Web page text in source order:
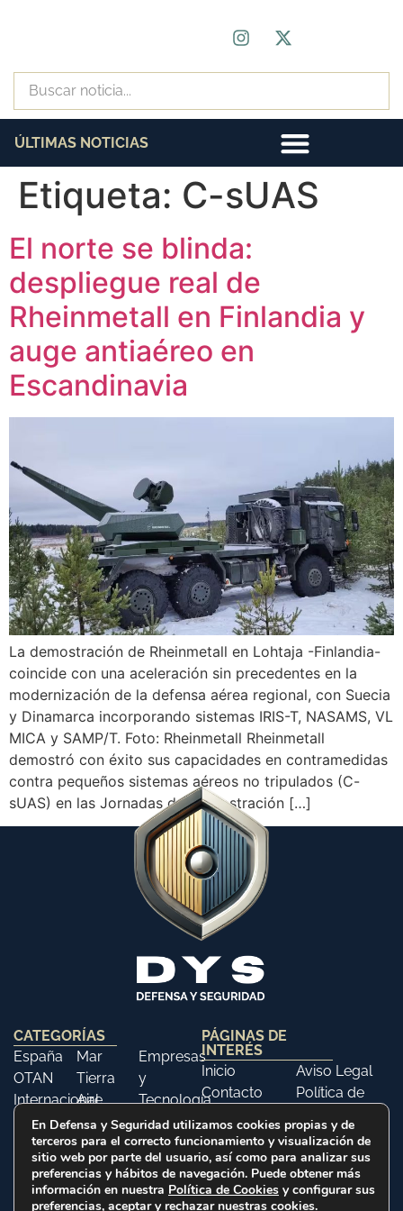
ÚLTIMAS NOTICIAS
Etiqueta: C-sUAS
El norte se blinda:
despliegue real de
Rheinmetall en Finlandia y
auge antiaéreo en
Escandinavia
La demostración de Rheinmetall en Lohtaja -Finlandia-
coincide con una aceleración sin precedentes en la
modernización de la defensa aérea regional, con Suecia
y Dinamarca incorporando sistemas IRIS-T, NASAMS, VL
MICA y SAMP/T. Foto: Rheinmetall Rheinmetall
demostró con éxito sus capacidades en contramedidas
contra pequeños sistemas aéreos no tripulados (C-
sUAS) en las Jornadas de Demostración […]
CATEGORÍAS
España
OTAN
Internacional
Opinión
Mar
Tierra
Aire
Libros
Empresas
y
Tecnología
Ferias y
Eventos
Historia
PÁGINAS DE
INTERÉS
Inicio
Contacto
Aviso Legal
Política de
Política de
Cookies
En Defensa y Seguridad utilizamos cookies propias y de
terceros para el correcto funcionamiento y visualización de
sitio web por parte del usuario, así como para analizar sus
preferencias y hábitos de navegación. Puede obtener más
información en nuestra Política de Cookies y configurar sus
preferencias, aceptar y rechazar nuestras cookies.